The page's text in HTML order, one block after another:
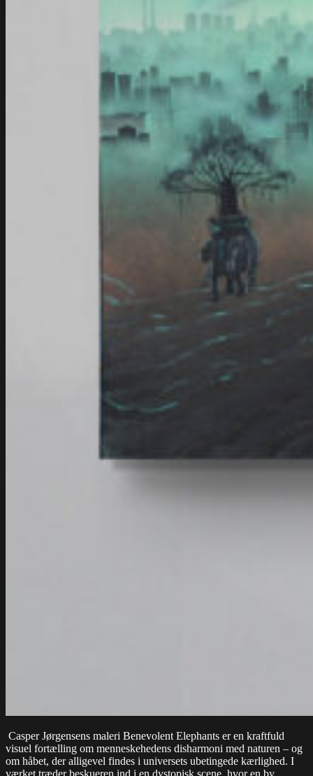
Casper Jørgensens maleri Benevolent Elephants er en kraftfuld
visuel fortælling om menneskehedens disharmoni med naturen – og
om håbet, der alligevel findes i universets ubetingede kærlighed. I